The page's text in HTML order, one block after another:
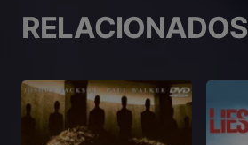
RELACIONADOS